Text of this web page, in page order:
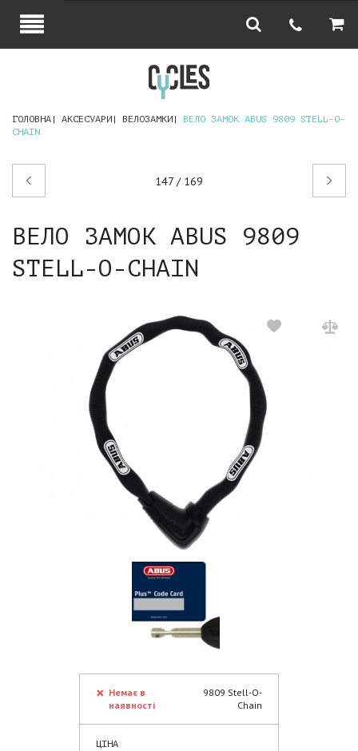
ГОЛОВНА АКСЕСУАРИ ВЕЛОЗАМКИ
ВЕЛО ЗАМОК ABUS 9809 STELL-O-
CHAIN
147 / 169
Наступний
ВЕЛО ЗАМОК ABUS 9809
STELL-O-CHAIN
Немає в
наявності
9809 Stell-O-
Chain
ЦІНА